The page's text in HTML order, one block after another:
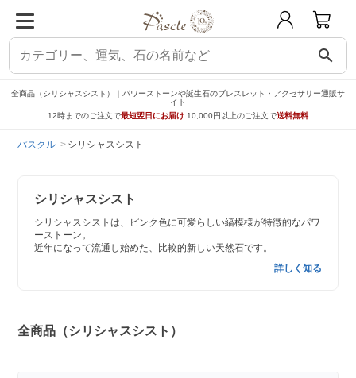
search
全商品（シリシャスシスト）｜パワーストーンや誕生石のブレスレット・アクセサリー通販サ
イト
12時までのご注文で最短翌日にお届け 10,000円以上のご注文で送料無料
パスクル シリシャスシスト
シリシャスシスト
シリシャスシストは、ピンク色に可愛らしい縞模様が特徴的なパワ
ーストーン。
近年になって流通し始めた、比較的新しい天然石です。
詳しく知る
全商品（シリシャスシスト）